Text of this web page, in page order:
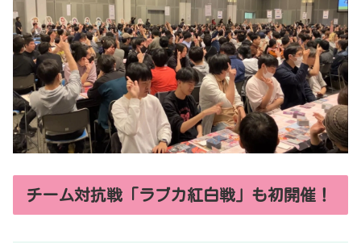
チーム対抗戦「ラブカ紅白戦」も初開催！